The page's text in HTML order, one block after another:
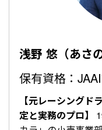
浅野 悠（あさ
保有資格：
【元レーシングド
定と実務のプロ】